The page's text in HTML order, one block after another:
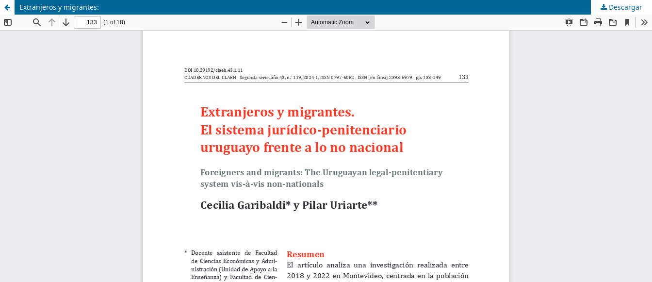
Extranjeros y migrantes: Descargar